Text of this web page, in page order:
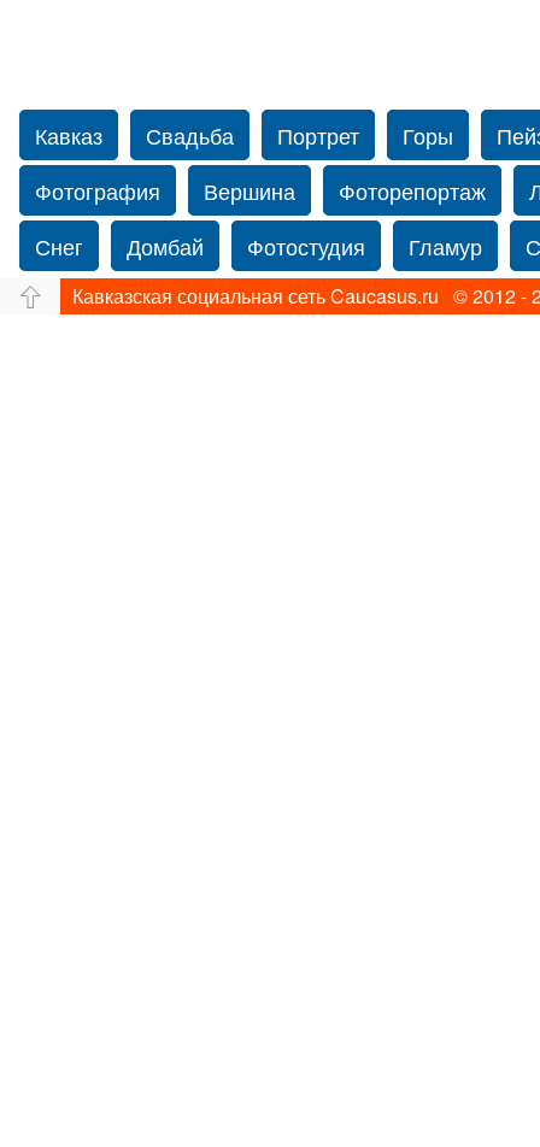
Кавказ Свадьба Портрет Горы
Фотография
Вершина Фоторепортаж
Снег
Домбай Фотостудия Гламур
Путешествие
Перевал Ущелье
Кавказская социальная сеть Caucasus.ru © 2012 -